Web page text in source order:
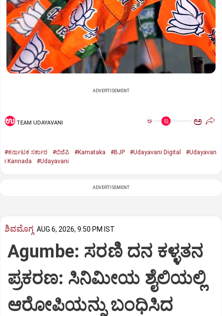
ADVERTISEMENT
TEAM UDAYAVANI ಅ ಅ
#ಕರ್ನಾಟಕ ಸರ್ಕಾರ #ಬಿಜೆಪಿ #Karnataka #BJP #Udayavani Digital
#Udayavan
i Kannada
#Udayavani
ADVERTISEMENT
ಶಿವಮೊಗ್ಗ AUG 6, 2026, 9:50 PM IST
Agumbe: ಸರಣಿ ದನ ಕಳ್ಳತನ
ಪ್ರಕರಣ: ಸಿನಿಮೀಯ ಶೈಲಿಯಲ್ಲಿ
ಆರೋಪಿಯನ್ನು ಬಂಧಿಸಿದ